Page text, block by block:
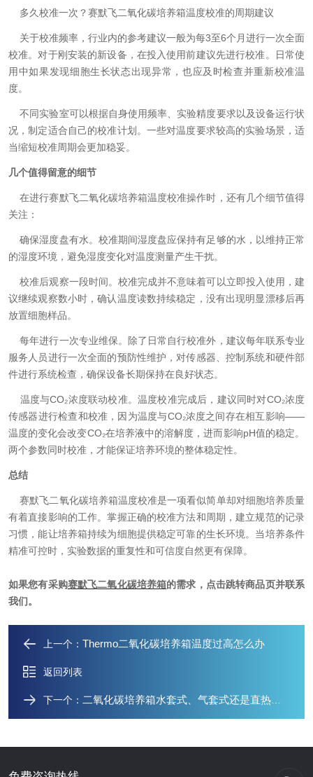
多久校准一次？赛默飞二氧化碳培养箱温度校准的周期建议
关于校准频率，行业内的参考建议一般为每3至6个月进行一次全面
校准。对于刚安装的新设备，在投入使用前建议先进行校准。日常使
用中如果发现细胞生长状态出现异常，也应及时检查并重新校准温
度。
不同实验室可以根据自身使用频率、实验精度要求以及设备运行状
况，制定适合自己的校准计划。一些对温度要求较高的实验场景，适
当缩短校准周期会更加稳妥。
几个值得留意的细节
在进行赛默飞二氧化碳培养箱温度校准操作时，还有几个细节值得
关注：
确保湿度盘有水。校准期间湿度盘应保持有足够的水，以维持正常
的湿度环境，避免湿度变化对温度测量产生干扰。
校准后观察一段时间。校准完成并不意味着可以立即投入使用，建
议继续观察数小时，确认温度读数持续稳定，没有出现明显漂移后再
放置细胞样品。
每年进行一次专业维保。除了日常自行校准外，建议每年联系专业
服务人员进行一次全面的预防性维护，对传感器、控制系统和硬件部
件进行系统检查，确保设备长期保持在良好状态。
温度与CO₂浓度联动校准。温度校准完成后，建议同时对CO₂浓度
传感器进行检查和校准，因为温度与CO₂浓度之间存在相互影响——
温度的变化会改变CO₂在培养液中的溶解度，进而影响pH值的稳定。
两个参数同时校准，才能保证培养环境的整体稳定性。
总结
赛默飞二氧化碳培养箱温度校准是一项看似简单却对细胞培养质量
有着直接影响的工作。掌握正确的校准方法和周期，建立规范的记录
习惯，能让培养箱持续为细胞提供稳定可靠的生长环境。当培养条件
精准可控时，实验数据的重复性和可信度自然更有保障。
如果您有采购赛默飞二氧化碳培养箱的需求，点击跳转商品页并联系
我们。
上一个： ​Thermo二氧化碳培养箱温度过高怎么办
返回列表
下一个： ​二氧化碳培养箱水套式、气套式还是直热式三种哪个好？